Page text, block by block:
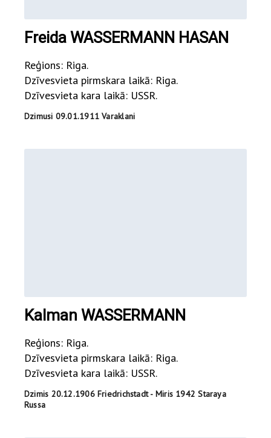
Freida WASSERMANN HASAN
Reģions: Riga.
Dzīvesvieta pirmskara laikā: Riga.
Dzīvesvieta kara laikā: USSR.
Dzimusi 09.01.1911 Varaklani
Kalman WASSERMANN
Reģions: Riga.
Dzīvesvieta pirmskara laikā: Riga.
Dzīvesvieta kara laikā: USSR.
Dzimis 20.12.1906 Friedrichstadt - Miris 1942 Staraya
Russa